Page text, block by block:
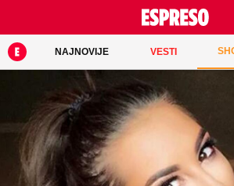
NAJNOVIJE VESTI